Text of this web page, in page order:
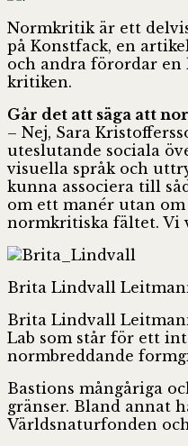
Normkritik är ett
på Konstfack, en
och andra förordar en
kritiken.
Går det att säga att
– Nej, Sara
uteslutande sociala
visuella språk och
kunna associera till
om ett manér utan
normkritiska fältet. Vi
Brita Lindvall
Brita Lindvall
Lab som står för ett
normbreddande
Bastions mångåriga
gränser. Bland annat
Världsnaturfonden